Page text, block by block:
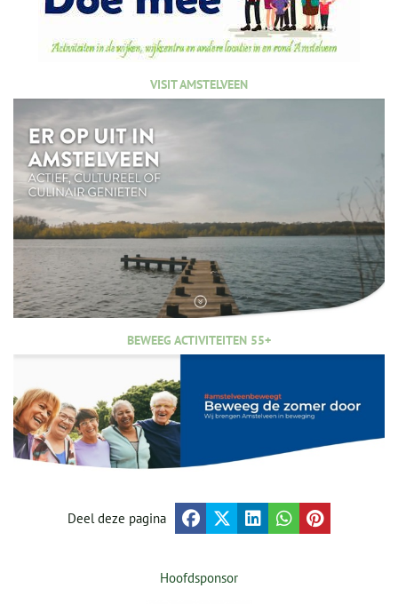
VISIT AMSTELVEEN
BEWEEG ACTIVITEITEN 55+
Deel deze pagina
Hoofdsponsor